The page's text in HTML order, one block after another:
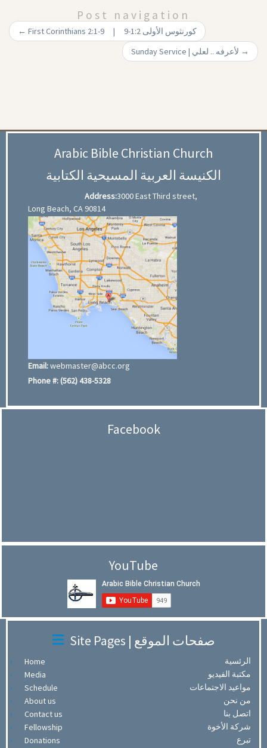
Post navigation
←
First Corinthians 2:1-9 | 9-1:2 كورنثوس الأولى
→
Arabic Bible Christian Church
الكنيسة العربية المسيحية الكتابية
Address:3000 East Third street,
Long Beach, CA 90814
Email:webmaster@abcc.org
Phone #:(562) 438-5328
Facebook
YouTube
Site Pages | صفحات الموقع
Home
الرئسية
Media
مكتبة الفيديو
Schedule
مواعيد الاجتماعات
About us
من نحن
Contact us
اتصل بنا
Fellowship
شركة الأخوة
Donations
تبرع